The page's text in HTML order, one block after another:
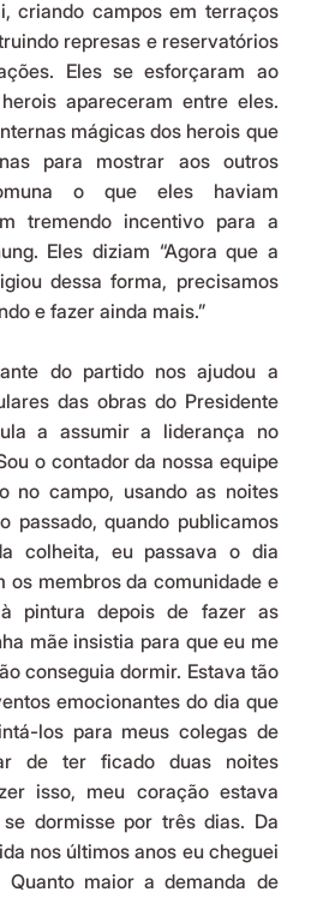
criando campos em terraços
represas e reservatórios
Eles se esforçaram ao
apareceram entre eles.
mágicas dos herois que
para mostrar aos outros
o que eles haviam
tremendo incentivo para a
Eles diziam “Agora que a
dessa forma, precisamos
e fazer ainda mais.”
das obras do Presidente
a assumir a liderança no
o contador da nossa equipe
no campo, usando as noites
passado, quando publicamos
colheita, eu passava o dia
os membros da comunidade e
pintura depois de fazer as
mãe insistia para que eu me
conseguia dormir. Estava tão
emocionantes do dia que
los para meus colegas de
de ter ficado duas noites
isso, meu coração estava
dormisse por três dias. Da
nos últimos anos eu cheguei
Quanto maior a demanda de